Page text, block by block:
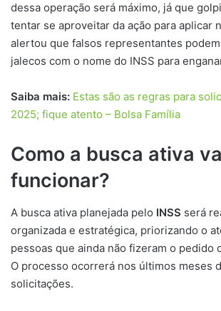
dessa operação será máximo, já que
tentar se aproveitar da ação para aplicar
alertou que falsos representantes
jalecos com o nome do INSS para
Saiba mais: Estas são as regras para
2025; fique atento – Bolsa Família
Como a busca ativa
funcionar?
A busca ativa planejada pelo INSS será
organizada e estratégica, priorizando o
pessoas que ainda não fizeram o pedido
O processo ocorrerá nos últimos meses
solicitações.